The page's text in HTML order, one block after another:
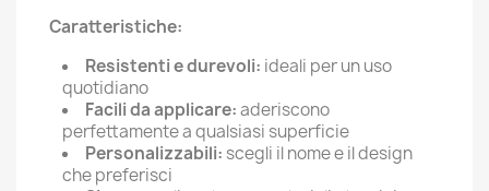
Caratteristiche:
Resistenti e durevoli: ideali per un uso
quotidiano
Facili da applicare:aderiscono
perfettamente a qualsiasi superficie
Personalizzabili: scegli il nome e il design
che preferisci